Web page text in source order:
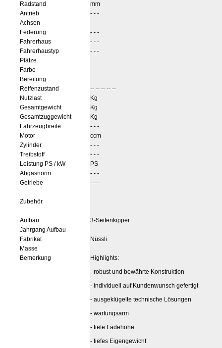
Radstand
mm
Antrieb
- - -
Achsen
- - -
Federung
- - -
Fahrerhaus
- - -
Fahrerhaustyp
- - -
Plätze
Farbe
Bereifung
Reifenzustand
-- -- -- -- --
Nutzlast
Kg
Gesamtgewicht
Kg
Gesamtzuggewicht
Kg
Fahrzeugbreite
- - -
Motor
ccm
Zylinder
- - -
Treibstoff
- - -
Leistung PS / kW
PS
Abgasnorm
- - -
Getriebe
- - -
Zubehör
Aufbau
3-Seitenkipper
Jahrgang Aufbau
Fabrikat
Nüssli
Masse
Bemerkung
Highlights:
- robust und bewährte Konstruktion
- individuell auf Kundenwunsch gefertigt
- ausgeklügelte technische Lösungen
- wartungsarm
- tiefe Ladehöhe
- tiefes Eigengewicht